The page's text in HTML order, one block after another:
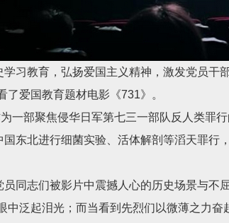
学习教育，弘扬爱国主义精神，激发党员干
了爱国教育题材电影《731》。
一部聚焦侵华日军第七三一部队反人类罪
国东北进行细菌实验、活体解剖等滔天罪行
员同志们被影片中震撼人心的历史场景与不
中泛起泪光；而当看到先烈们以微薄之力